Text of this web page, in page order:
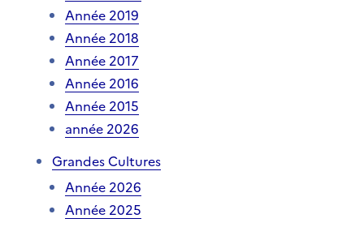
Année 2019
Année 2018
Année 2017
Année 2016
Année 2015
année 2026
Grandes Cultures
Année 2026
Année 2025